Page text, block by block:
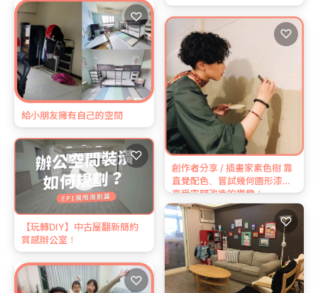
給小朋友擁有自己的空間
♡
【玩轉DIY】中古屋翻新簡約
質感辦公室！
♡
創作者分享 / 插畫家素色樹 靠
直覺配色、嘗試幾何圖形漆法
享受空間改造的樂趣！
♡
♡
♡